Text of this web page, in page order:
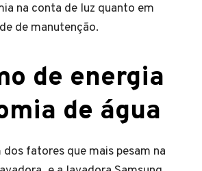
na conta de luz quanto em
de manutenção.
de energia
de água
dos fatores que mais pesam na